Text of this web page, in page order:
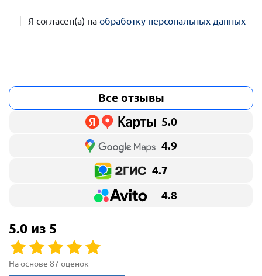
Я согласен(а) на обработку персональных данных
Все отзывы
5.0
4.9
4.7
4.8
5.0 из 5
На основе 87 оценок